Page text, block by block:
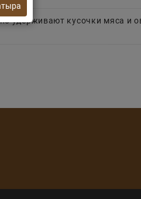
удерживают кусочки мяса и